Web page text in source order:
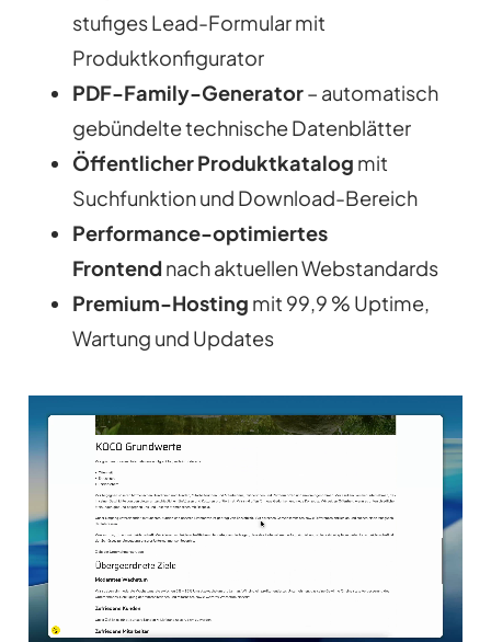
stufiges Lead-Formular mit
Produktkonfigurator
PDF-Family-Generator– automatisch
gebündelte technische Datenblätter
Öffentlicher Produktkatalog mit
Suchfunktion und Download-Bereich
Performance-optimiertes
Frontendnach aktuellen Webstandards
Premium-Hosting mit 99,9 % Uptime,
Wartung und Updates